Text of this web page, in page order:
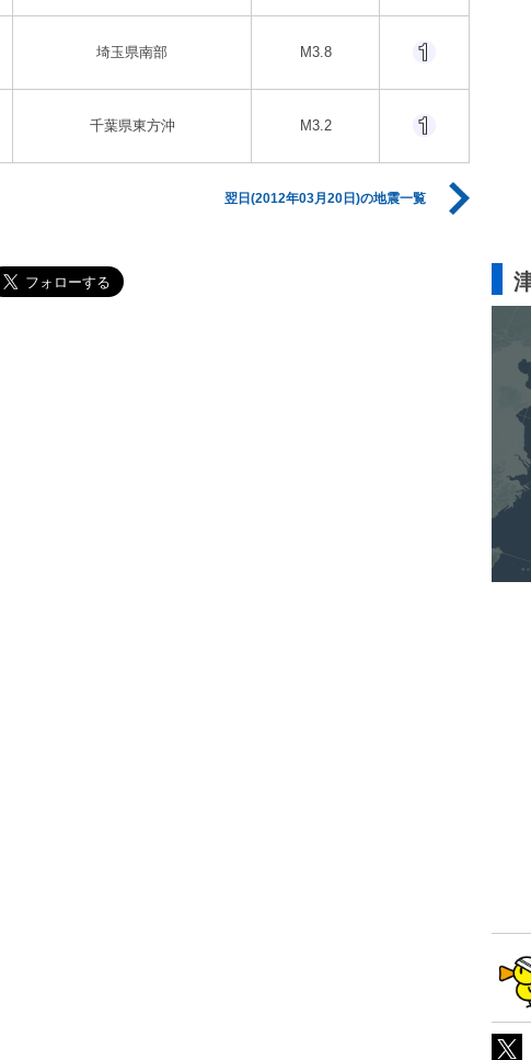
埼玉県南部 M3.8
千葉県東方沖 M3.2
翌日(2012年03月20日)の地震一覧